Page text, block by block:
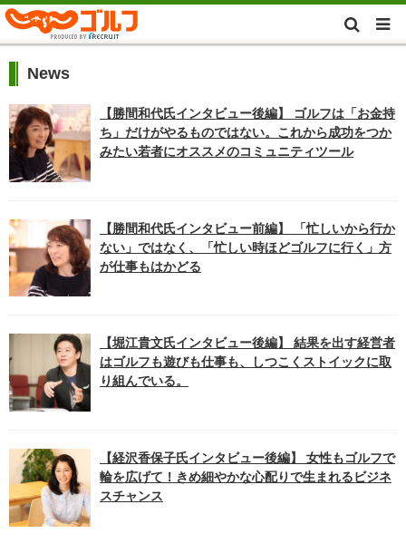
News
【勝間和代氏インタビュー後編】 ゴルフは「お金持
ち」だけがやるものではない。これから成功をつか
みたい若者にオススメのコミュニティツール
【勝間和代氏インタビュー前編】 「忙しいから行か
ない」ではなく、「忙しい時ほどゴルフに行く」方
が仕事もはかどる
【堀江貴文氏インタビュー後編】 結果を出す経営者
はゴルフも遊びも仕事も、しつこくストイックに取
り組んでいる。
【経沢香保子氏インタビュー後編】 女性もゴルフで
輪を広げて！きめ細やかな心配りで生まれるビジネ
スチャンス